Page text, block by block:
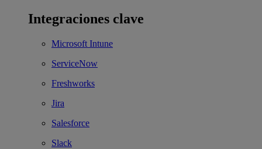
Integraciones clave
Microsoft Intune
ServiceNow
Freshworks
Jira
Salesforce
Slack